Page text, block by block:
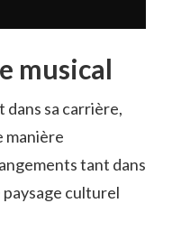
musical
dans sa carrière,
manière
tant dans
paysage culturel